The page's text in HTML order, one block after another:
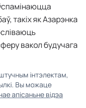
такіх як Азарэнка
вакол будучага
інтэлектам,
Вы можаце
апісаньне відэа